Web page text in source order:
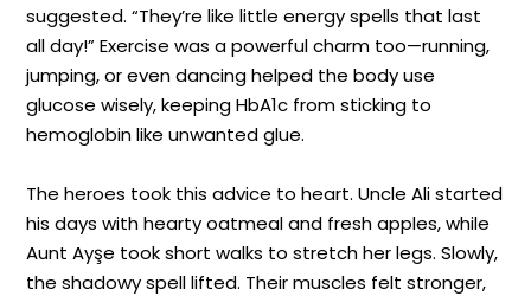
suggested. “They’re like little energy spells that last
all day!” Exercise was a powerful charm too—running,
jumping, or even dancing helped the body use
glucose wisely, keeping HbA1c from sticking to
hemoglobin like unwanted glue.
The heroes took this advice to heart. Uncle Ali started
his days with hearty oatmeal and fresh apples, while
Aunt Ayşe took short walks to stretch her legs. Slowly,
the shadowy spell lifted. Their muscles felt stronger,